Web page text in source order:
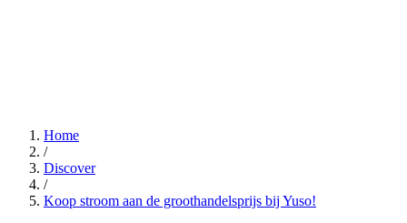
Home
/
Discover
/
Koop stroom aan de groothandelsprijs bij Yuso!